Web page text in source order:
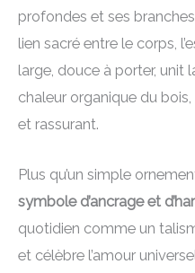
profondes et ses
lien sacré entre le corps,
large, douce à porter, unit
chaleur organique du
et rassurant.
Plus qu’un simple
symbole d’ancrage et
quotidien comme un
et célèbre l’amour